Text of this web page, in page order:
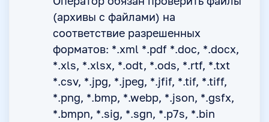
(архивы с файлами) на
соответствие разрешенных
форматов: *.xml *.pdf *.doc, *.docx,
*.xls, *.xlsx, *.odt, *.ods, *.rtf, *.txt
*.csv, *.jpg, *.jpeg, *.jfif, *.tif, *.tiff,
*.png, *.bmp, *.webp, *.json, *.gsfx,
*.bmpn, *.sig, *.sgn, *.p7s, *.bin